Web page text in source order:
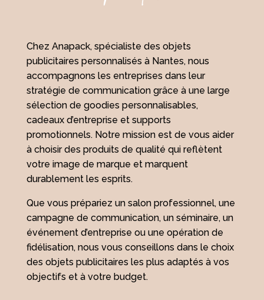
Chez Anapack, spécialiste des objets
publicitaires personnalisés à Nantes, nous
accompagnons les entreprises dans leur
stratégie de communication grâce à une large
sélection de goodies personnalisables,
cadeaux d’entreprise et supports
promotionnels. Notre mission est de vous aider
à choisir des produits de qualité qui reflètent
votre image de marque et marquent
durablement les esprits.
Que vous prépariez un salon professionnel, une
campagne de communication, un séminaire, un
événement d’entreprise ou une opération de
fidélisation, nous vous conseillons dans le choix
des objets publicitaires les plus adaptés à vos
objectifs et à votre budget.